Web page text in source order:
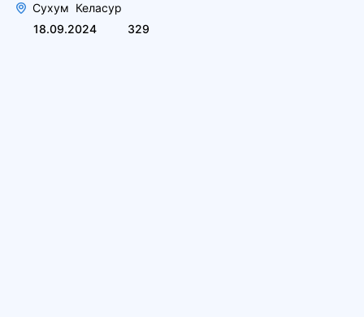
Сухум Келасур
18.09.2024
329